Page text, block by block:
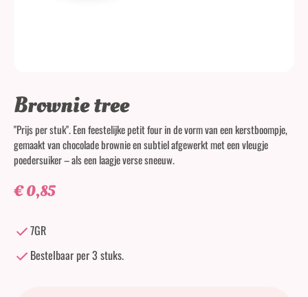
Brownie tree
"Prijs per stuk". Een feestelijke petit four in de vorm van een kerstboompje,
gemaakt van chocolade brownie en subtiel afgewerkt met een vleugje
poedersuiker – als een laagje verse sneeuw.
€0,85
7GR
Bestelbaar per 3 stuks.